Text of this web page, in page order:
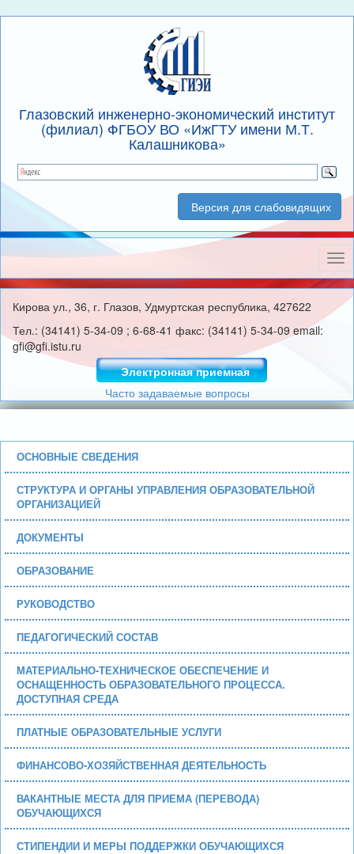
Глазовский инженерно-экономический институт
(филиал) ФГБОУ ВО «ИжГТУ имени М.Т.
Калашникова»
Версия для слабовидящих
Кирова ул., 36, г. Глазов, Удмуртская республика, 427622
Тел.: (34141) 5-34-09 ; 6-68-41 факс: (34141) 5-34-09 email:
gfi@gfi.istu.ru
Электронная приемная
Часто задаваемые вопросы
ОСНОВНЫЕ СВЕДЕНИЯ
СТРУКТУРА И ОРГАНЫ УПРАВЛЕНИЯ ОБРАЗОВАТЕЛЬНОЙ
ОРГАНИЗАЦИЕЙ
ДОКУМЕНТЫ
ОБРАЗОВАНИЕ
РУКОВОДСТВО
ПЕДАГОГИЧЕСКИЙ СОСТАВ
МАТЕРИАЛЬНО-ТЕХНИЧЕСКОЕ ОБЕСПЕЧЕНИЕ И
ОСНАЩЕННОСТЬ ОБРАЗОВАТЕЛЬНОГО ПРОЦЕССА.
ДОСТУПНАЯ СРЕДА
ПЛАТНЫЕ ОБРАЗОВАТЕЛЬНЫЕ УСЛУГИ
ФИНАНСОВО-ХОЗЯЙСТВЕННАЯ ДЕЯТЕЛЬНОСТЬ
ВАКАНТНЫЕ МЕСТА ДЛЯ ПРИЕМА (ПЕРЕВОДА)
ОБУЧАЮЩИХСЯ
СТИПЕНДИИ И МЕРЫ ПОДДЕРЖКИ ОБУЧАЮЩИХСЯ